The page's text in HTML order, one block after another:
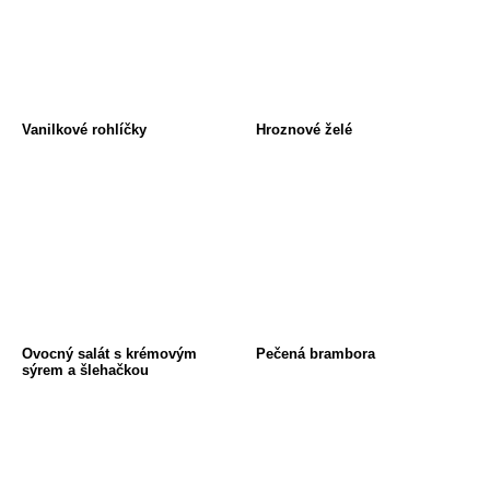
Vanilkové rohlíčky Hroznové želé
Ovocný salát s krémovým
sýrem a šlehačkou
Pečená brambora